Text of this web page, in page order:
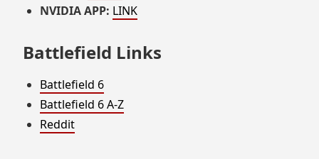
NVIDIA APP: LINK
Battlefield Links
Battlefield 6
Battlefield 6 A-Z
Reddit